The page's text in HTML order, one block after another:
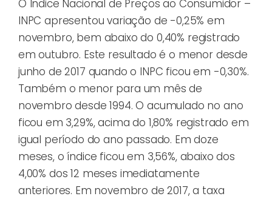
O Índice Nacional de Preços ao Consumidor –
INPC apresentou variação de -0,25% em
novembro, bem abaixo do 0,40% registrado
em outubro. Este resultado é o menor desde
junho de 2017 quando o INPC ficou em -0,30%.
Também o menor para um mês de
novembro desde 1994. O acumulado no ano
ficou em 3,29%, acima do 1,80% registrado em
igual período do ano passado. Em doze
meses, o índice ficou em 3,56%, abaixo dos
4,00% dos 12 meses imediatamente
anteriores. Em novembro de 2017, a taxa